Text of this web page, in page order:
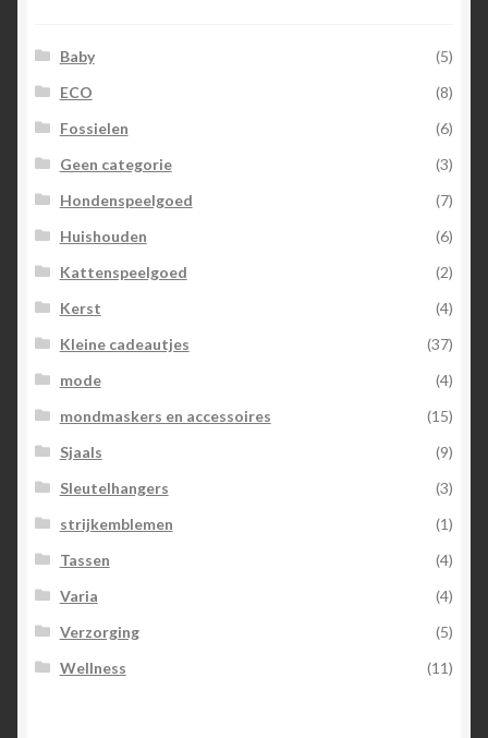
Baby
(5)
ECO
(8)
Fossielen
(6)
Geen categorie
(3)
Hondenspeelgoed
(7)
Huishouden
(6)
Kattenspeelgoed
(2)
Kerst
(4)
Kleine cadeautjes
(37)
mode
(4)
mondmaskers en accessoires
(15)
Sjaals
(9)
Sleutelhangers
(3)
strijkemblemen
(1)
Tassen
(4)
Varia
(4)
Verzorging
(5)
Wellness
(11)